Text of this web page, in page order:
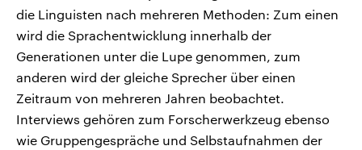
die Linguisten nach mehreren Methoden: Zum einen
wird die Sprachentwicklung innerhalb der
Generationen unter die Lupe genommen, zum
anderen wird der gleiche Sprecher über einen
Zeitraum von mehreren Jahren beobachtet.
Interviews gehören zum Forscherwerkzeug ebenso
wie Gruppengespräche und Selbstaufnahmen der